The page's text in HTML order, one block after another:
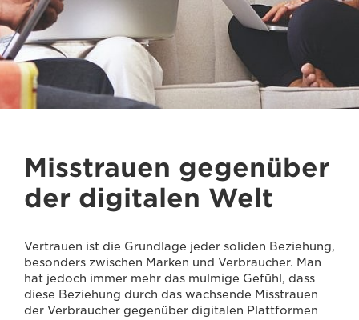
Misstrauen gegenüber
der digitalen Welt
Vertrauen ist die Grundlage jeder soliden Beziehung,
besonders zwischen Marken und Verbraucher. Man
hat jedoch immer mehr das mulmige Gefühl, dass
diese Beziehung durch das wachsende Misstrauen
der Verbraucher gegenüber digitalen Plattformen